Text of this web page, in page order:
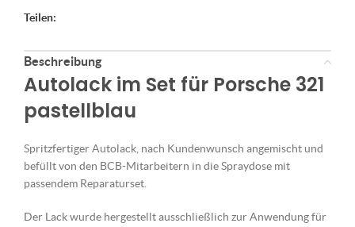
Teilen:
Beschreibung
Autolack im Set für Porsche 321
pastellblau
Spritzfertiger Autolack, nach Kundenwunsch angemischt und
befüllt von den BCB-Mitarbeitern in die Spraydose mit
passendem Reparaturset.
Der Lack wurde hergestellt ausschließlich zur Anwendung für